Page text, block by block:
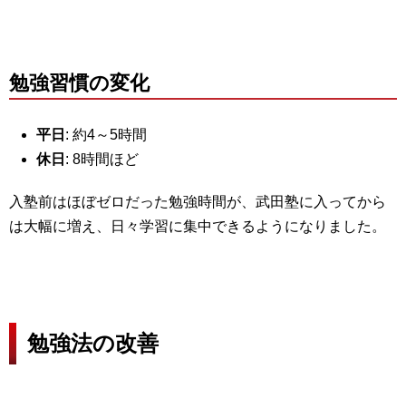
勉強習慣の変化
平日 : 約4～5時間
休日 : 8時間ほど
入塾前はほぼゼロだった勉強時間が、武田塾に入ってから
は大幅に増え、日々学習に集中できるようになりました。
勉強法の改善